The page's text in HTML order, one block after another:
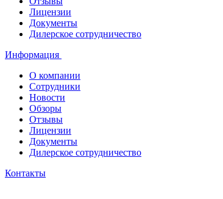
Лицензии
Документы
Дилерское сотрудничество
Информация
О компании
Сотрудники
Новости
Обзоры
Отзывы
Лицензии
Документы
Дилерское сотрудничество
Контакты